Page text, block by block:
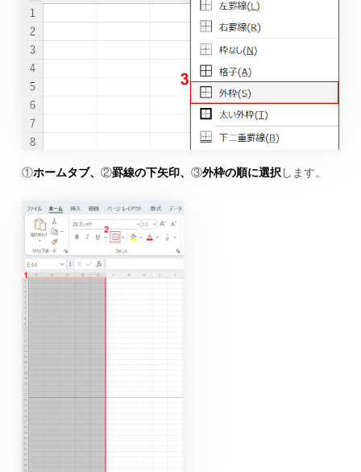
①ホームタブ、 ②罫線の下矢印、 ③外枠の順に選択 します。